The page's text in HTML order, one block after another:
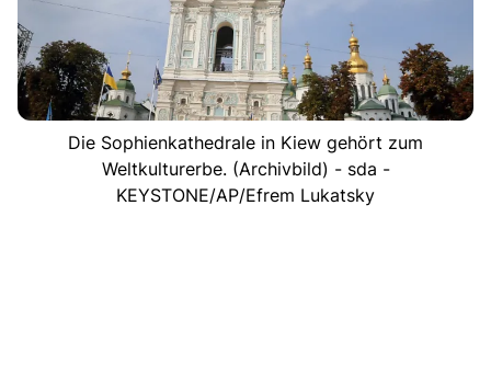
Die Sophienkathedrale in Kiew gehört zum
Weltkulturerbe. (Archivbild) - sda -
KEYSTONE/AP/Efrem Lukatsky